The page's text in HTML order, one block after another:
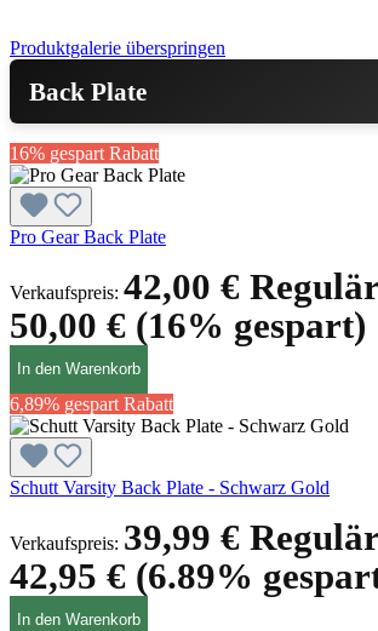
Produktgalerie überspringen
Back Plate
16% gespart Rabatt
Pro Gear Back Plate
Verkaufspreis: 42,00 €
50,00 € (16% gespart)
In den Warenkorb
6,89% gespart Rabatt
Schutt Varsity Back Plate - Schwarz Gold
Verkaufspreis: 39,99 €
42,95 € (6.89%
In den Warenkorb